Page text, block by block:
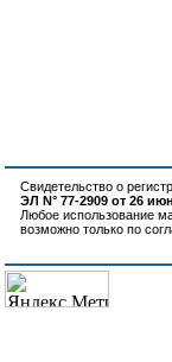
Свидетельство о
ЭЛ N° 77-2909 от 26
Любое использование
возможно только по